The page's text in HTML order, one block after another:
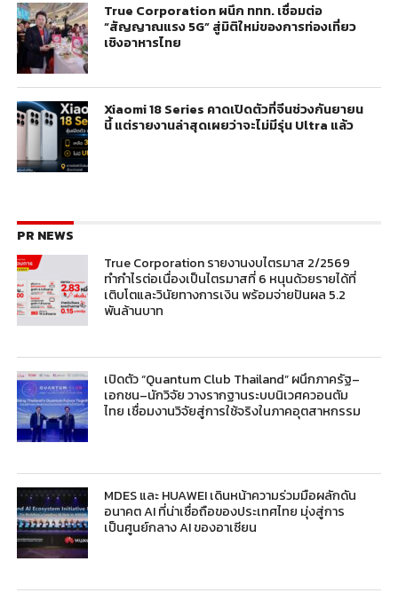
True Corporation ผนึก ททท. เชื่อมต่อ
“สัญญาณแรง 5G” สู่มิติใหม่ของการท่องเที่ยว
เชิงอาหารไทย
Xiaomi 18 Series คาดเปิดตัวที่จีนช่วงกันยายน
นี้ แต่รายงานล่าสุดเผยว่าจะไม่มีรุ่น Ultra แล้ว
PR NEWS
True Corporation รายงานงบไตรมาส 2/2569
ทำกำไรต่อเนื่องเป็นไตรมาสที่ 6 หนุนด้วยรายได้ที่
เติบโตและวินัยทางการเงิน พร้อมจ่ายปันผล 5.2
พันล้านบาท
เปิดตัว “Quantum Club Thailand” ผนึกภาครัฐ–
เอกชน–นักวิจัย วางรากฐานระบบนิเวศควอนตัม
ไทย เชื่อมงานวิจัยสู่การใช้จริงในภาคอุตสาหกรรม
MDES และ HUAWEI เดินหน้าความร่วมมือผลักดัน
อนาคต AI ที่น่าเชื่อถือของประเทศไทย มุ่งสู่การ
เป็นศูนย์กลาง AI ของอาเซียน